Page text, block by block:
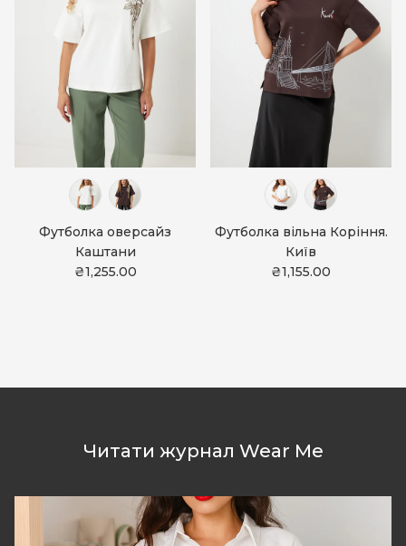
Футболка оверсайз
Каштани
₴1,255.00
Футболка вільна Коріння.
Київ
₴1,155.00
Читати журнал Wear Me